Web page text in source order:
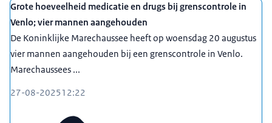
Grote hoeveelheid medicatie en drugs bij grenscontrole in
Venlo; vier mannen aangehouden
De Koninklijke Marechaussee heeft op woensdag 20 augustus
vier mannen aangehouden bij een grenscontrole in Venlo.
Marechaussees ...
27-08-202512:22